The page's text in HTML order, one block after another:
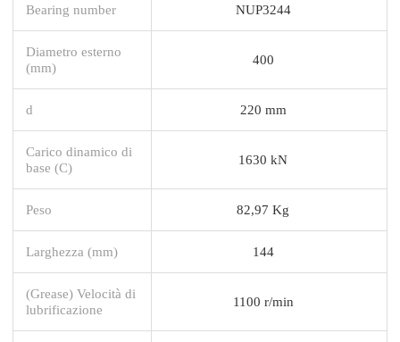
Bearing number NUP3244
Diametro esterno
(mm)
400
d 220 mm
Carico dinamico di
base (C)
1630 kN
Peso 82,97 Kg
Larghezza (mm) 144
(Grease) Velocità di
lubrificazione
1100 r/min